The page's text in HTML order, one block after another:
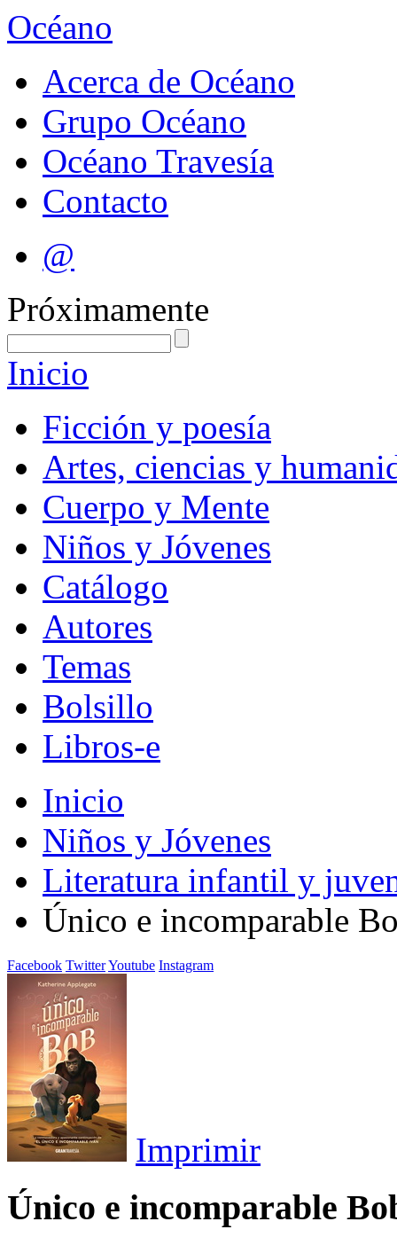
Océano
Acerca de Océano
Grupo Océano
Océano Travesía
Contacto
@
Próximamente
Inicio
Ficción y poesía
Artes, ciencias y
Cuerpo y Mente
Niños y Jóvenes
Catálogo
Autores
Temas
Bolsillo
Libros-e
Inicio
Niños y Jóvenes
Literatura infantil y
Único e incomparable
Facebook TwitterYoutube Instagram
Imprimir
Único e incomparable